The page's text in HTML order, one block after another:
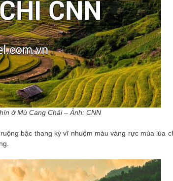
ở Mù Cang Chải – Ảnh: CNN
bậc thang kỳ vĩ nhuộm màu vàng rực mùa lúa